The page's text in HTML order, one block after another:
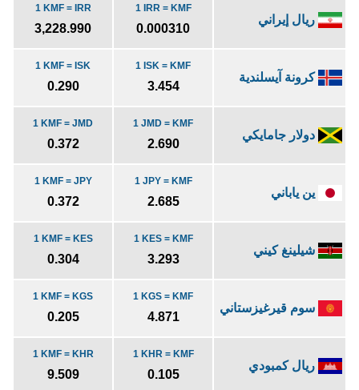
ريال إيراني
1 IRR = KMF
0.000310
1 KMF = IRR
3,228.990
كرونة آيسلندية
1 ISK = KMF
3.454
1 KMF = ISK
0.290
دولار جامايكي
1 JMD = KMF
2.690
1 KMF = JMD
0.372
ين ياباني
1 JPY = KMF
2.685
1 KMF = JPY
0.372
شيلينغ كيني
1 KES = KMF
3.293
1 KMF = KES
0.304
سوم قيرغيزستاني
1 KGS = KMF
4.871
1 KMF = KGS
0.205
ريال كمبودي
1 KHR = KMF
0.105
1 KMF = KHR
9.509